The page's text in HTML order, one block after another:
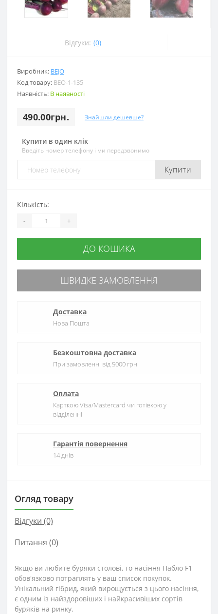
Відгуки: (0)
Виробник: BEJO
Код товару: BEO-1-135
Наявність: В наявності
490.00грн. Знайшли дешевше?
Купити в один клік
Введіть номер телефону і ми передзвонимо
Купити
Кількість:
- +
ДО КОШИКА
ШВИДКЕ ЗАМОВЛЕННЯ
Доставка
Нова Пошта
Безкоштовна доставка
При замовленні від 5000 грн
Оплата
Карткою Visa/Mastercard чи готівкою у
відділенні
Гарантія повернення
14 днів
Огляд товару
Відгуки (0)
Питання (0)
Якщо ви любите буряки столові, то насіння Пабло F1
обов'язково потраплять у ваш список покупок.
Унікальний гібрид, який вирощується з цього насіння,
є одним із найздоровіших і найкрасивіших сортів
буряків на ринку.